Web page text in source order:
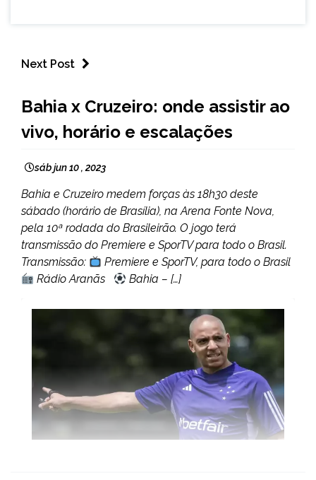
Next Post
Bahia x Cruzeiro: onde assistir ao
vivo, horário e escalações
sáb jun 10 , 2023
Bahia e Cruzeiro medem forças às 18h30 deste
sábado (horário de Brasília), na Arena Fonte Nova,
pela 10ª rodada do Brasileirão. O jogo terá
transmissão do Premiere e SporTV para todo o Brasil.
Transmissão:
Premiere e SporTV, para todo o Brasil
Rádio Aranãs
Bahia – […]